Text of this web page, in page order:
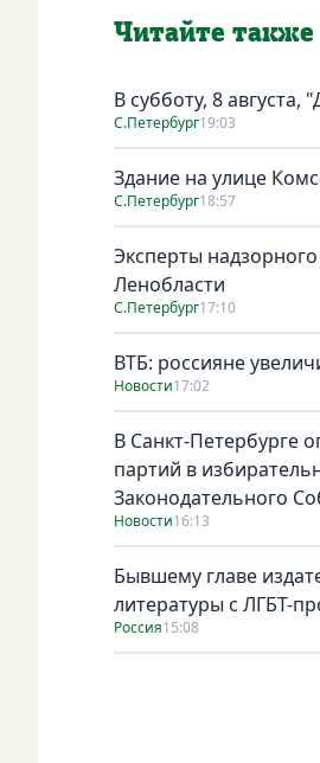
Читайте также
В субботу, 8
С.Петербург19:03
Здание на улице
С.Петербург18:57
Эксперты
Ленобласти
С.Петербург17:10
ВТБ: россияне
Новости17:02
В Санкт-Петербурге
партий в
Законодательного
Новости16:13
Бывшему главе
литературы с ЛГБТ-
Россия15:08